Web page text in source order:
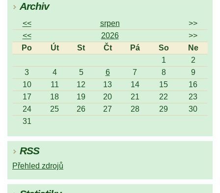
Archiv
<< srpen
>>
<<
2026
>>
Po
Út St Čt Pá So
Ne
1
2
3
4 5 6 7 8
9
10
11 12 13 14 15
16
17
18 19 20 21 22
23
24
25 26 27 28 29
30
31
RSS
Přehled zdrojů